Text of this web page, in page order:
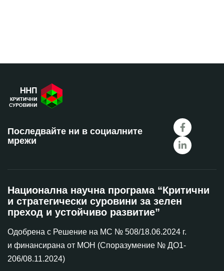
Последвайте ни в социалните
мрежи
Национална научна програма “Критични
и стратегически суровини за зелен
преход и устойчиво развитие”
Одобрена с Решение на МС № 508/18.06.2024 г.
и финансирана от МОН (Споразумение № ДО1-
206/08.11.2024)